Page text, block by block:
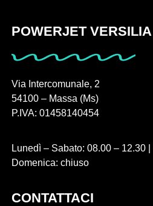
POWERJET VERSILIA
Via Intercomunale, 2
54100 – Massa (Ms)
P.IVA: 01458140454
Lunedì – Sabato: 08.00 – 12.30
Domenica: chiuso
CONTATTACI